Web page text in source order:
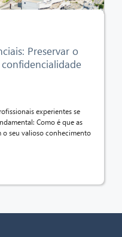
Preservar o
experientes se
Como é que as
o seu valioso conhecimento